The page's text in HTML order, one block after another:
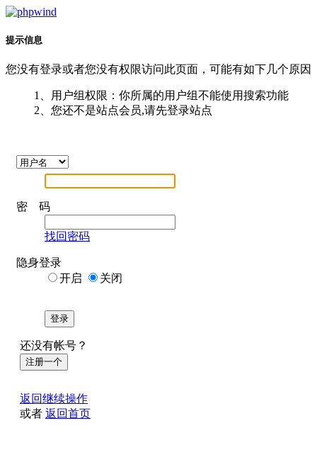
提示信息
您没有登录或者您没有权限访问此页面，可能有如下几个原因
1、用户组权限：你所属的用户组不能使用搜索功能
2、您还不是站点会员,请先登录站点
密 码
找回密码
隐身登录
开启
关闭
登录
还没有帐号？
注册一个
返回继续操作
或者 返回首页